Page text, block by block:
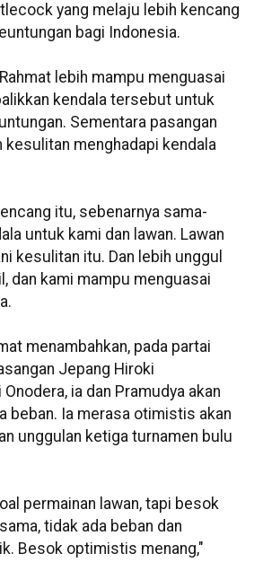
yang melaju lebih kencang
bagi Indonesia.
lebih mampu menguasai
kendala tersebut untuk
Sementara pasangan
kesulitan menghadapi kendala
itu, sebenarnya sama-
untuk kami dan lawan. Lawan
kesulitan itu. Dan lebih unggul
dan kami mampu menguasai
menambahkan, pada partai
Jepang Hiroki
ia dan Pramudya akan
beban. Ia merasa otimistis akan
unggulan ketiga turnamen bulu
permainan lawan, tapi besok
tidak ada beban dan
Besok optimistis menang,"